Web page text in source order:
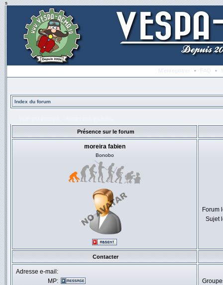
s
M’enregistrer • FAQ •
Index du forum
Présence sur le forum
moreira fabien
Bonobo
Forum
Sujet
Contacter
Adresse e-mail:
MP: